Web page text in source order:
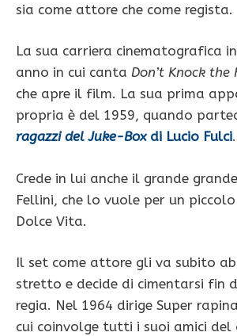
sia come attore che come regista.
La sua carriera cinematografica
anno in cui canta Don’t Knock the
che apre il film. La sua prima
propria è del 1959, quando
ragazzi del Juke-Boxdi Lucio Fulci.
Crede in lui anche il grande
Fellini, che lo vuole per un
Dolce Vita.
Il set come attore gli va subito
stretto e decide di cimentarsi fin
regia. Nel 1964 dirige Super
cui coinvolge tutti i suoi amici del